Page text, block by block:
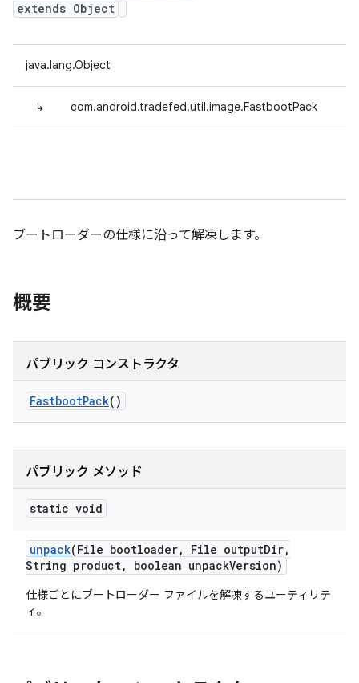
extends Object
java.lang.Object
↳ com.android.tradefed.util.image.FastbootPack
ブートローダーの仕様に沿って解凍します。
概要
パブリック コンストラクタ
FastbootPack()
パブリック メソッド
static void
unpack(File bootloader, File outputDir,
String product, boolean unpackVersion)
仕様ごとにブートローダー ファイルを解凍するユーティリテ
ィ。